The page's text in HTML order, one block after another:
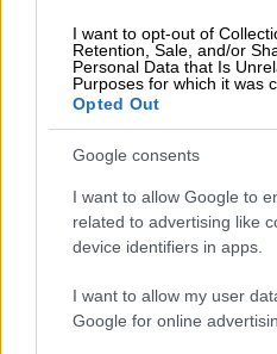
I want to opt-out of
Retention, Sale, and/or
Personal Data that Is
Purposes for which it was
Opted Out
Google consents
I want to allow Google to
related to advertising like
device identifiers in apps.
I want to allow my user
Google for online
Βαλεντίνου, η οποία
μια κατσαρίδα έχει
ταϊστείσε άλλο
Αν δεν είστε φαν των
απλά να επιλέξετε ένα
Αν οιπρώηνσας είναι
μπορείτε να
στιγμή που η
βορρά στα ζώα.